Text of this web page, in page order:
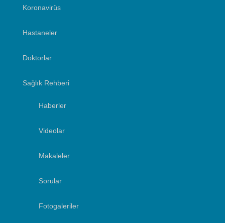
Koronavirüs
Hastaneler
Doktorlar
Sağlık Rehberi
Haberler
Videolar
Makaleler
Sorular
Fotogaleriler